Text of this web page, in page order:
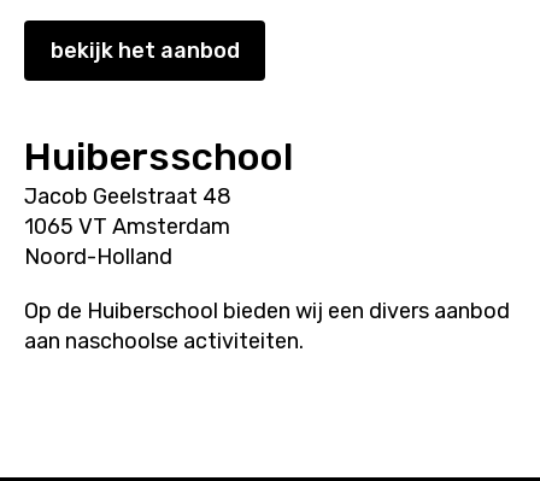
bekijk het aanbod
Huibersschool
Jacob Geelstraat 48
1065 VT Amsterdam
Noord-Holland
Op de Huiberschool bieden wij een divers aanbod
aan naschoolse activiteiten.